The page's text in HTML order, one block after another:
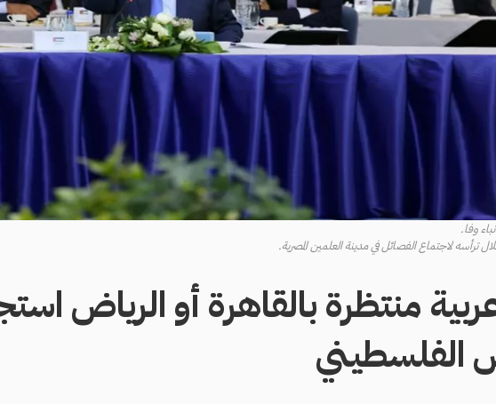
وفا.
لاجتماع الفصائل في مدينة العلمين المصرية.
منتظرة بالقاهرة أو الرياض
الفلسطيني